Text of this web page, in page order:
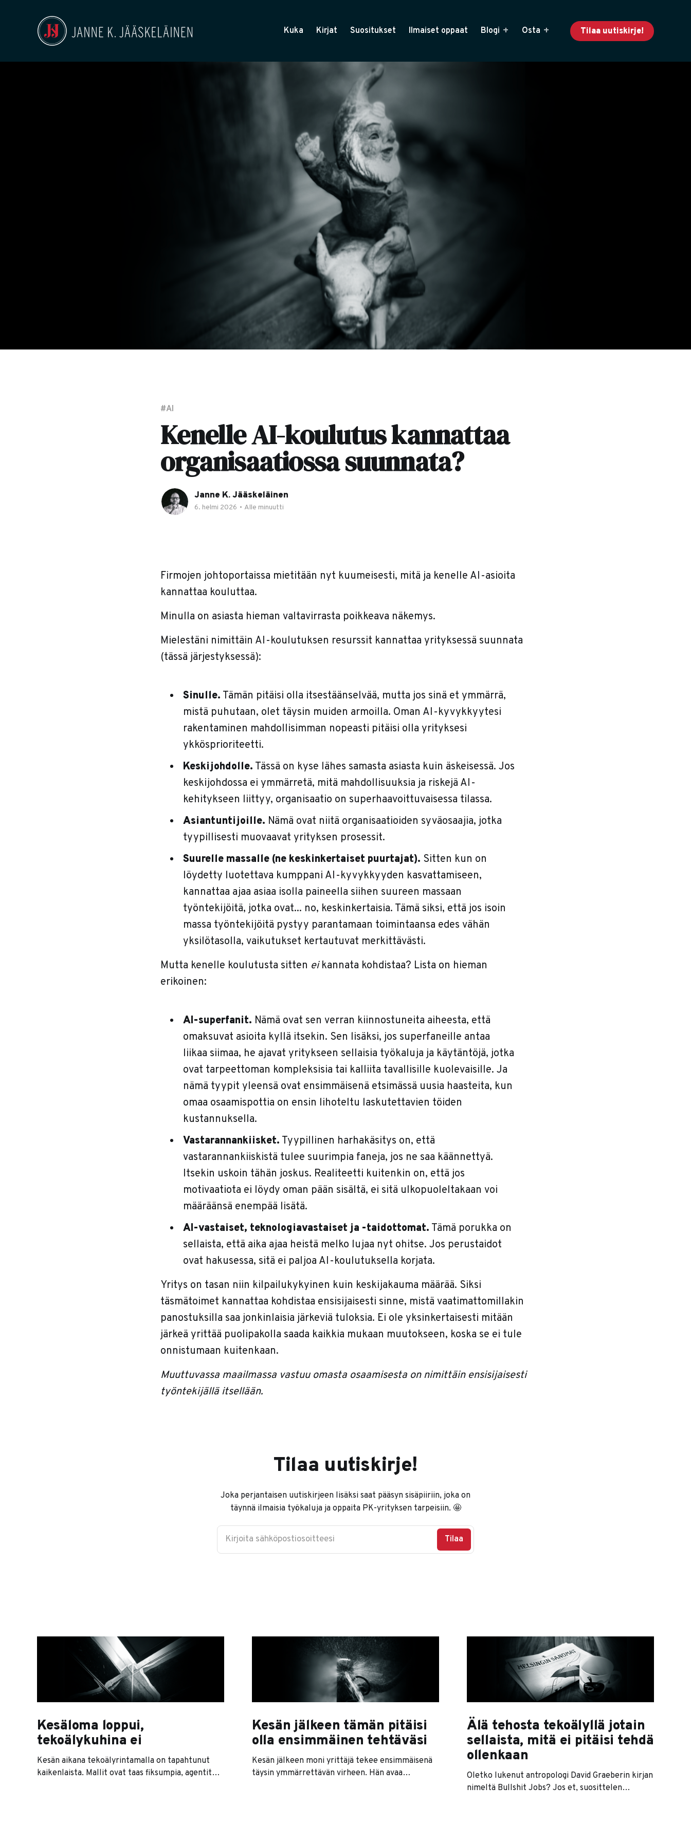
Kuka Kirjat Suositukset Ilmaiset oppaat Blogi Osta Tilaa uutiskirje!
#AI
Kenelle AI-koulutus kannattaa
organisaatiossa suunnata?
Janne K. Jääskeläinen
6. helmi 2026 • Alle minuutti
Firmojen johtoportaissa mietitään nyt kuumeisesti, mitä ja kenelle AI-asioita
kannattaa kouluttaa.
Minulla on asiasta hieman valtavirrasta poikkeava näkemys.
Mielestäni nimittäin AI-koulutuksen resurssit kannattaa yrityksessä suunnata
(tässä järjestyksessä):
Sinulle. Tämän pitäisi olla itsestäänselvää, mutta jos sinä et ymmärrä,
mistä puhutaan, olet täysin muiden armoilla. Oman AI-kyvykkyytesi
rakentaminen mahdollisimman nopeasti pitäisi olla yrityksesi
ykkösprioriteetti.
Keskijohdolle. Tässä on kyse lähes samasta asiasta kuin äskeisessä. Jos
keskijohdossa ei ymmärretä, mitä mahdollisuuksia ja riskejä AI-
kehitykseen liittyy, organisaatio on superhaavoittuvaisessa tilassa.
Asiantuntijoille. Nämä ovat niitä organisaatioiden syväosaajia, jotka
tyypillisesti muovaavat yrityksen prosessit.
Suurelle massalle (ne keskinkertaiset puurtajat). Sitten kun on
löydetty luotettava kumppani AI-kyvykkyyden kasvattamiseen,
kannattaa ajaa asiaa isolla paineella siihen suureen massaan
työntekijöitä, jotka ovat... no, keskinkertaisia. Tämä siksi, että jos isoin
massa työntekijöitä pystyy parantamaan toimintaansa edes vähän
yksilötasolla, vaikutukset kertautuvat merkittävästi.
Mutta kenelle koulutusta sitten eikannata kohdistaa? Lista on hieman
erikoinen:
AI-superfanit. Nämä ovat sen verran kiinnostuneita aiheesta, että
omaksuvat asioita kyllä itsekin. Sen lisäksi, jos superfaneille antaa
liikaa siimaa, he ajavat yritykseen sellaisia työkaluja ja käytäntöjä, jotka
ovat tarpeettoman kompleksisia tai kalliita tavallisille kuolevaisille. Ja
nämä tyypit yleensä ovat ensimmäisenä etsimässä uusia haasteita, kun
omaa osaamispottia on ensin lihoteltu laskutettavien töiden
kustannuksella.
Vastarannankiisket. Tyypillinen harhakäsitys on, että
vastarannankiiskistä tulee suurimpia faneja, jos ne saa käännettyä.
Itsekin uskoin tähän joskus. Realiteetti kuitenkin on, että jos
motivaatiota ei löydy oman pään sisältä, ei sitä ulkopuoleltakaan voi
määräänsä enempää lisätä.
AI-vastaiset, teknologiavastaiset ja -taidottomat. Tämä porukka on
sellaista, että aika ajaa heistä melko lujaa nyt ohitse. Jos perustaidot
ovat hakusessa, sitä ei paljoa AI-koulutuksella korjata.
Yritys on tasan niin kilpailukykyinen kuin keskijakauma määrää. Siksi
täsmätoimet kannattaa kohdistaa ensisijaisesti sinne, mistä vaatimattomillakin
panostuksilla saa jonkinlaisia järkeviä tuloksia. Ei ole yksinkertaisesti mitään
järkeä yrittää puolipakolla saada kaikkia mukaan muutokseen, koska se ei tule
onnistumaan kuitenkaan.
Muuttuvassa maailmassa vastuu omasta osaamisesta on nimittäin ensisijaisesti
työntekijällä itsellään.
Tilaa uutiskirje!
Joka perjantaisen uutiskirjeen lisäksi saat pääsyn sisäpiiriin, joka on
täynnä ilmaisia työkaluja ja oppaita PK-yrityksen tarpeisiin. 🤩
Kirjoita sähköpostiosoitteesi Tilaa
Kesäloma loppui,
tekoälykuhina ei
Kesän aikana tekoälyrintamalla on tapahtunut
kaikenlaista. Mallit ovat taas fiksumpia, agentit
Kesän jälkeen tämän pitäisi
olla ensimmäinen tehtäväsi
Kesän jälkeen moni yrittäjä tekee ensimmäisenä
täysin ymmärrettävän virheen. Hän avaa
Älä tehosta tekoälyllä jotain
sellaista, mitä ei pitäisi tehdä
ollenkaan
Oletko lukenut antropologi David Graeberin kirjan
nimeltä Bullshit Jobs? Jos et, suosittelen